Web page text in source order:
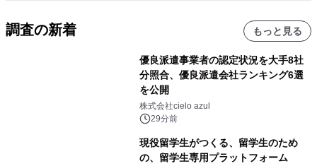
調査の新着 もっと見る
優良派遣事業者の認定状況を大手8社
分照合、優良派遣会社ランキング6選
を公開
株式会社cielo azul
29分前
現役留学生がつくる、留学生のため
の、留学生専用プラットフォーム